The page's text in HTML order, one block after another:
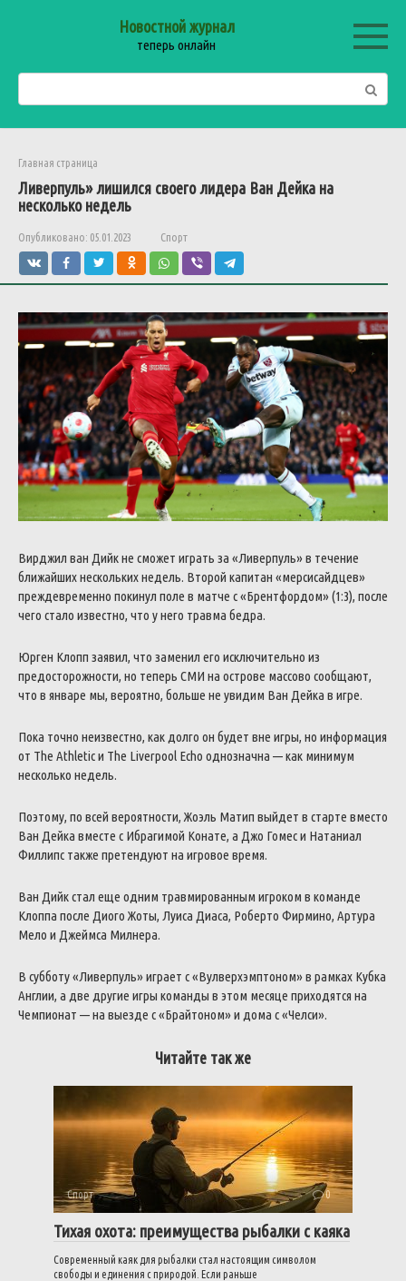
Новостной журнал
теперь онлайн
Главная страница
Ливерпуль» лишился своего лидера Ван Дейка на
несколько недель
Опубликовано: 05.01.2023 Спорт
Вирджил ван Дийк не сможет играть за «Ливерпуль» в течение
ближайших нескольких недель. Второй капитан «мерсисайдцев»
преждевременно покинул поле в матче с «Брентфордом» (1:3), после
чего стало известно, что у него травма бедра.
Юрген Клопп заявил, что заменил его исключительно из
предосторожности, но теперь СМИ на острове массово сообщают,
что в январе мы, вероятно, больше не увидим Ван Дейка в игре.
Пока точно неизвестно, как долго он будет вне игры, но информация
от The Athletic и The Liverpool Echo однозначна — как минимум
несколько недель.
Поэтому, по всей вероятности, Жоэль Матип выйдет в старте вместо
Ван Дейка вместе с Ибрагимой Конате, а Джо Гомес и Натаниал
Филлипс также претендуют на игровое время.
Ван Дийк стал еще одним травмированным игроком в команде
Клоппа после Диого Жоты, Луиса Диаса, Роберто Фирмино, Артура
Мело и Джеймса Милнера.
В субботу «Ливерпуль» играет с «Вулверхэмптоном» в рамках Кубка
Англии, а две другие игры команды в этом месяце приходятся на
Чемпионат — на выезде с «Брайтоном» и дома с «Челси».
Читайте так же
Спорт 0
Тихая охота: преимущества рыбалки с каяка
Современный каяк для рыбалки стал настоящим символом
свободы и единения с природой. Если раньше